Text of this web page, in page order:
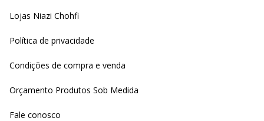
Lojas Niazi Chohfi
Política de privacidade
Condições de compra e venda
Orçamento Produtos Sob Medida
Fale conosco